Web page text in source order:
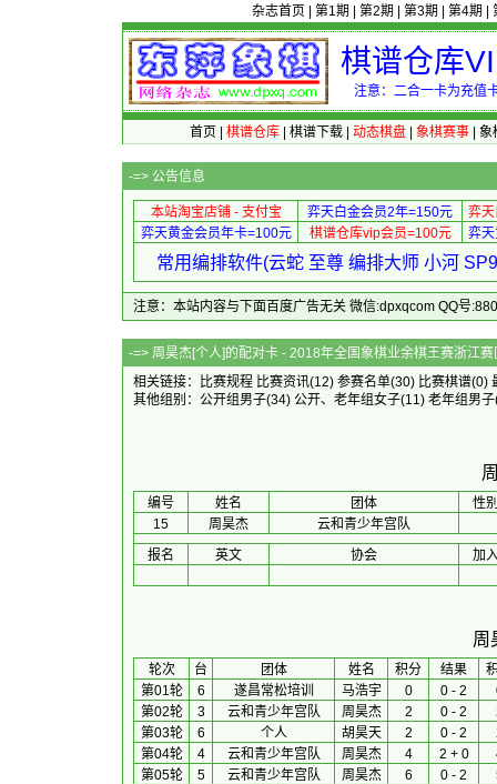
杂志首页 第1期 第2期 第3期 第4期
棋谱仓库
注意：二合一卡为充值
首页 棋谱仓库| 棋谱下载| 动态棋盘| 象棋赛事| 象
-=> 公告信息
本站淘宝店铺 - 支付宝 弈天白金会员2年=150元
弈
弈天黄金会员年卡=100元
棋谱仓库vip会员=100元 弈
常用编排软件(云蛇 至尊 编排大师 小河
注意：本站内容与下面百度广告无关 微信:dpxqcom QQ号
-=> 周昊杰[个人]的配对卡 - 2018年全国象棋业余
相关链接：
比赛规程 比赛资讯(12) 参赛名单(30) 比赛棋谱(0)
其他组别： 公开组男子(34) 公开、老年组女子(11) 老年组男子
编号 姓名 团体
性
15
周昊杰
云和青少年宫队
报名
英文 协会 加
周
轮次 台 团体 姓名 积分 结果
第01轮
6 遂昌常松培训 马浩宇 0 0 - 2
第02轮
3 云和青少年宫队 周昊杰 2 0 - 2
第03轮
6 个人 胡昊天 2 0 - 2
第04轮
4 云和青少年宫队 周昊杰 4 2 + 0
第05轮
5 云和青少年宫队 周昊杰 6 0 - 2